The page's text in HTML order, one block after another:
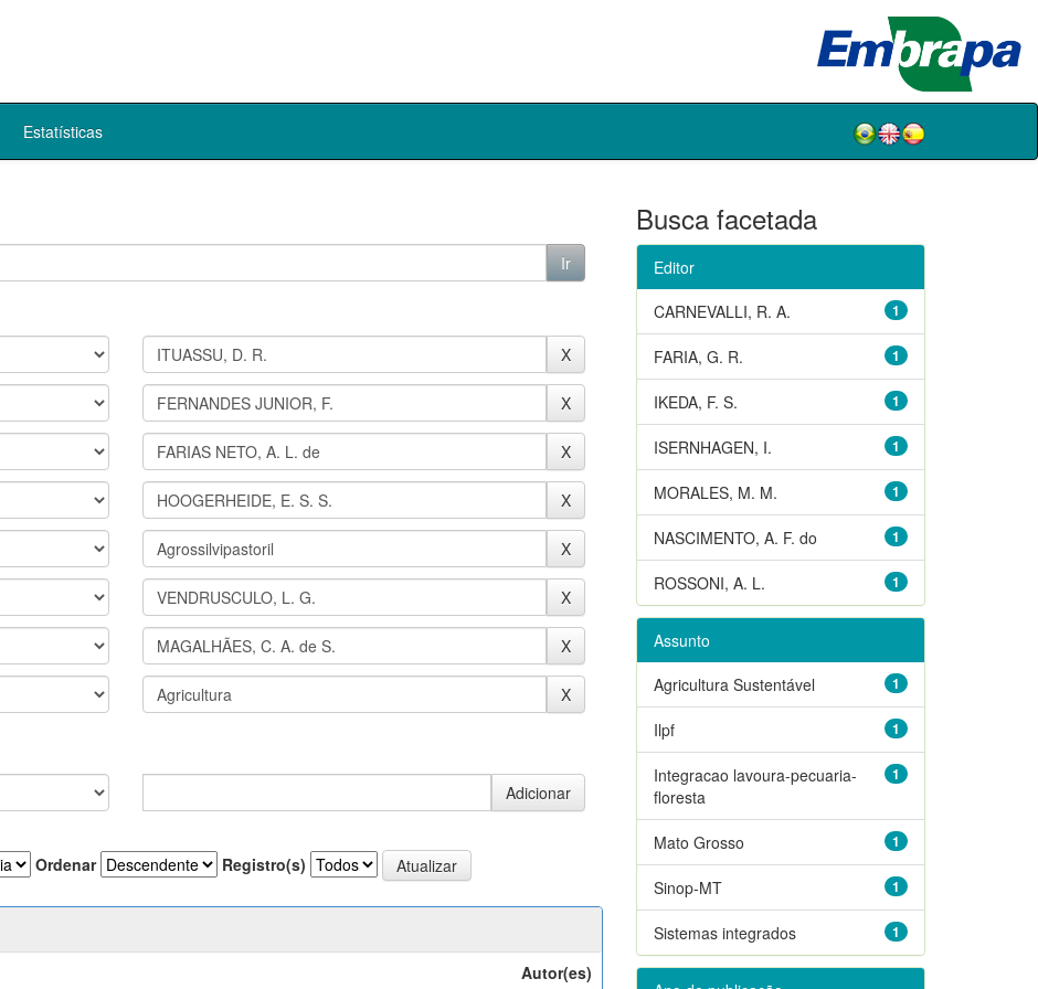
Estatísticas
Ordenar Registro(s)
Autor(es)
Busca facetada
Editor
1
CARNEVALLI, R. A.
1
FARIA, G. R.
1
IKEDA, F. S.
1
ISERNHAGEN, I.
1
MORALES, M. M.
1
NASCIMENTO, A. F. do
1
ROSSONI, A. L.
Assunto
1
Agricultura Sustentável
1
Ilpf
1
Integracao lavoura-pecuaria-
floresta
1
Mato Grosso
1
Sinop-MT
1
Sistemas integrados